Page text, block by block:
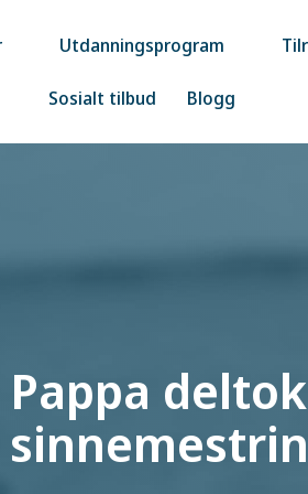
Utdanningsprogram
Sosialt tilbud Blogg
Pappa